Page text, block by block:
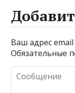
Ваш адрес
Обязательные